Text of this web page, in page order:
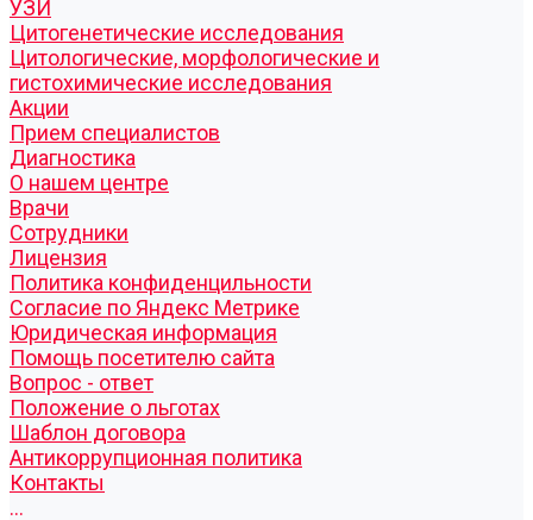
УЗИ
Цитогенетические исследования
Цитологические, морфологические и
гистохимические исследования
Акции
Прием специалистов
Диагностика
О нашем центре
Врачи
Сотрудники
Лицензия
Политика конфиденцильности
Согласие по Яндекс Метрике
Юридическая информация
Помощь посетителю сайта
Вопрос - ответ
Положение о льготах
Шаблон договора
Антикоррупционная политика
Контакты
...